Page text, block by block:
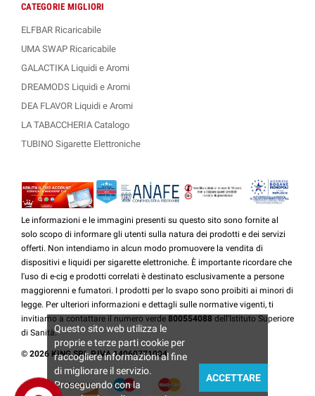
CATEGORIE MIGLIORI
ELFBAR Ricaricabile
UMA SWAP Ricaricabile
GALACTIKA Liquidi e Aromi
DREAMODS Liquidi e Aromi
DEA FLAVOR Liquidi e Aromi
LA TABACCHERIA Catalogo
TUBINO Sigarette Elettroniche
Le informazioni e le immagini presenti su questo sito sono fornite al
solo scopo di informare gli utenti sulla natura dei prodotti e dei servizi
offerti. Non intendiamo in alcun modo promuovere la vendita di
dispositivi e liquidi per sigarette elettroniche. È importante ricordare che
l'uso di e-cig e prodotti correlati è destinato esclusivamente a persone
maggiorenni e fumatori. I prodotti per lo svapo sono proibiti ai minori di
legge. Per ulteriori informazioni e dettagli sulle normative vigenti, ti
invitiamo a contattare il numero verde 800554088 dell'Istituto Superiore
di Sanità.
© 2026 KING SRL P.IVA 14060771004
Questo sito web utilizza le
proprie e terze parti cookie per
raccogliere informazioni al fine
di migliorare il servizio.
Proseguendo con la
ACCETTARE